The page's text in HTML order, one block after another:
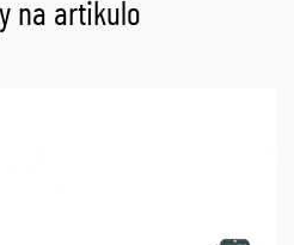
na artikulo